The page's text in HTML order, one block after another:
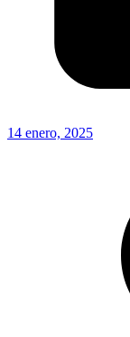
14 enero, 2025